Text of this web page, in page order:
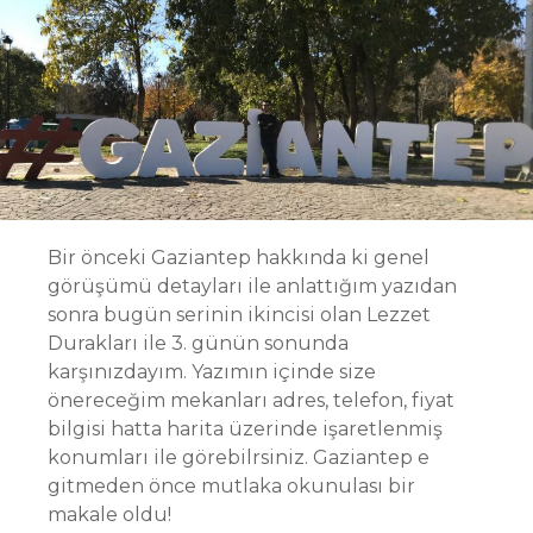
Bir önceki Gaziantep hakkında ki genel
görüşümü detayları ile anlattığım yazıdan
sonra bugün serinin ikincisi olan Lezzet
Durakları ile 3. günün sonunda
karşınızdayım. Yazımın içinde size
önereceğim mekanları adres, telefon, fiyat
bilgisi hatta harita üzerinde işaretlenmiş
konumları ile görebilrsiniz. Gaziantep e
gitmeden önce mutlaka okunulası bir
makale oldu!